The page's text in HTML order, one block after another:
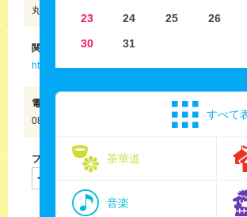
23
24 25 26
30
31
すべて
茶華道
音楽
丸亀町8-23 丸亀町グリーン東館3階
関連サイト
http://www.takalivi.com/culture/
電話番号
087-811-1711
ブログパーツ